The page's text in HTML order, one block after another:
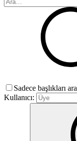
Sadece başlıkları ara
Kullanıcı: